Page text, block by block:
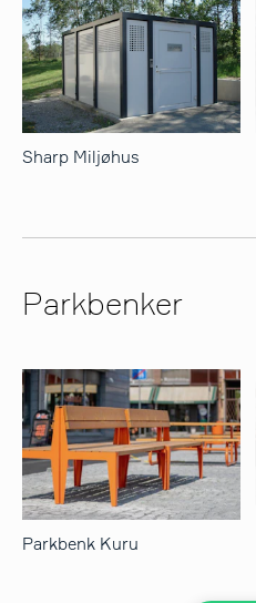
Sharp Miljøhus
Parkbenker
Parkbenk Kuru